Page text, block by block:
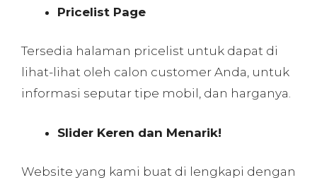
Pricelist Page
Tersedia halaman pricelist untuk dapat di
lihat-lihat oleh calon customer Anda, untuk
informasi seputar tipe mobil, dan harganya.
Slider Keren dan Menarik!
Website yang kami buat di lengkapi dengan